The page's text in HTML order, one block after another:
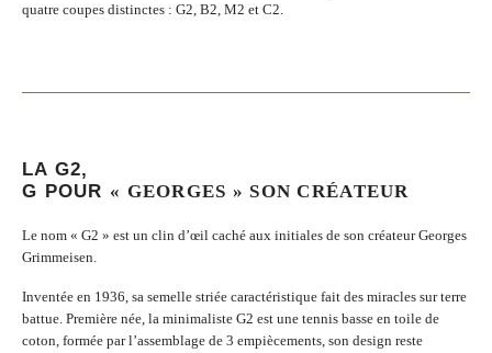
quatre coupes distinctes : G2, B2, M2 et C2.
LA G2,
G POUR « GEORGES » SON CRÉATEUR
Le nom « G2 » est un clin d’œil caché aux initiales de son créateur Georges
Grimmeisen.
Inventée en 1936, sa semelle striée caractéristique fait des miracles sur terre
battue. Première née, la minimaliste G2 est une tennis basse en toile de
coton, formée par l’assemblage de 3 empiècements, son design reste